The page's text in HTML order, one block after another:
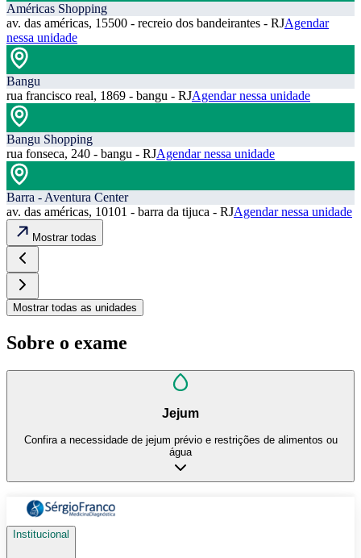
Américas Shopping
av. das américas, 15500 - recreio dos bandeirantes - RJAgendar
nessa unidade
Bangu
rua francisco real, 1869 - bangu - RJAgendar nessa unidade
Bangu Shopping
rua fonseca, 240 - bangu - RJAgendar nessa unidade
Barra - Aventura Center
av. das américas, 10101 - barra da tijuca - RJAgendar nessa unidade
Mostrar todas
Mostrar todas as unidades
Sobre o exame
Jejum
Confira a necessidade de jejum prévio e restrições de alimentos ou
água
Institucional